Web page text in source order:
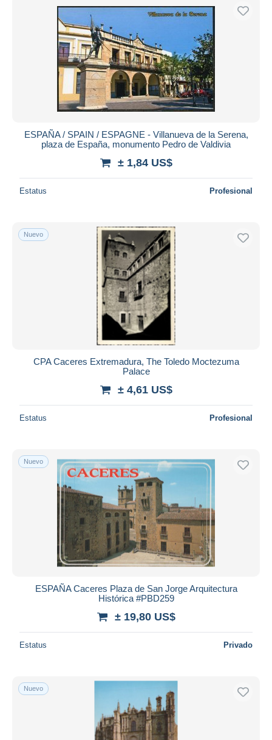
ESPAÑA / SPAIN / ESPAGNE - Villanueva de la Serena,
plaza de España, monumento Pedro de Valdivia
± 1,84 US$
Estatus Profesional
Nuevo
CPA Caceres Extremadura, The Toledo Moctezuma
Palace
± 4,61 US$
Estatus Profesional
Nuevo
ESPAÑA Caceres Plaza de San Jorge Arquitectura
Histórica #PBD259
± 19,80 US$
Estatus Privado
Nuevo